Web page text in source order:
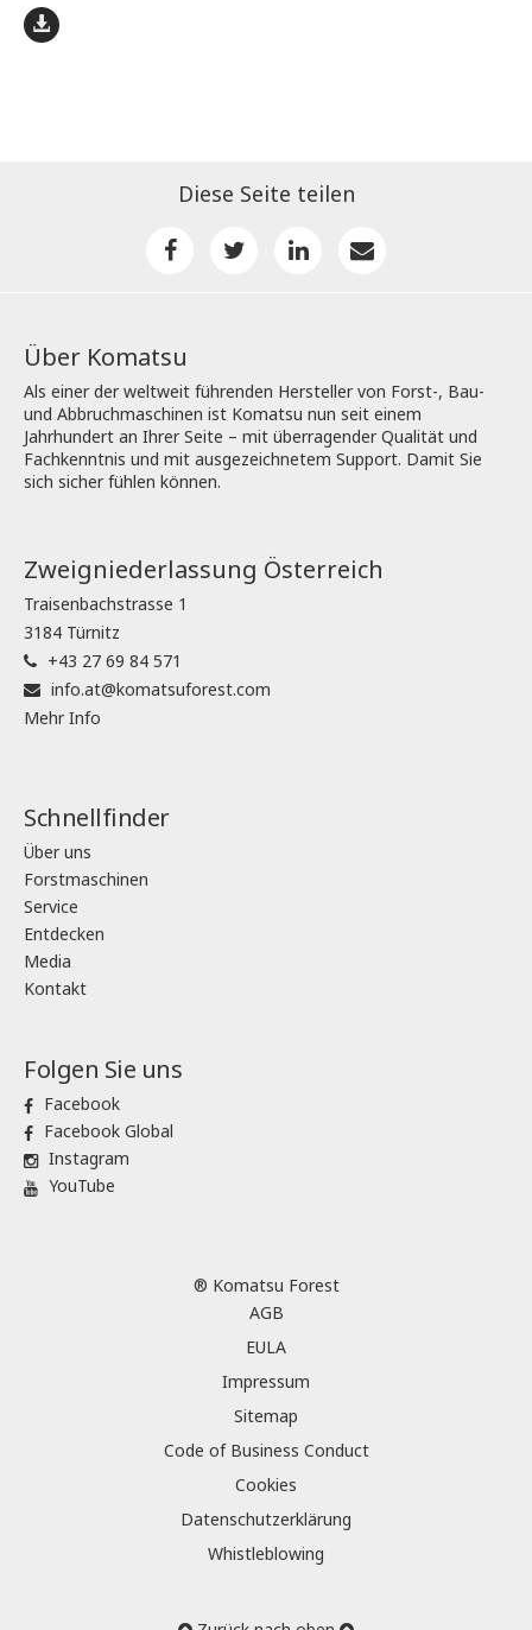
Diese Seite teilen
Über Komatsu
Als einer der weltweit führenden Hersteller von Forst-, Bau-
und Abbruchmaschinen ist Komatsu nun seit einem
Jahrhundert an Ihrer Seite – mit überragender Qualität und
Fachkenntnis und mit ausgezeichnetem Support. Damit Sie
sich sicher fühlen können.
Zweigniederlassung Österreich
Traisenbachstrasse 1
3184 Türnitz
+43 27 69 84 571
info.at@komatsuforest.com
Mehr Info
Schnellfinder
Über uns
Forstmaschinen
Service
Entdecken
Media
Kontakt
Folgen Sie uns
Facebook
Facebook Global
Instagram
YouTube
® Komatsu Forest
AGB
EULA
Impressum
Sitemap
Code of Business Conduct
Cookies
Datenschutzerklärung
Whistleblowing